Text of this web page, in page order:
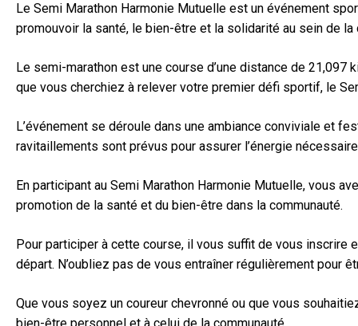
Le Semi Marathon Harmonie Mutuelle est un événement
promouvoir la santé, le bien-être et la solidarité au sein de la
Le semi-marathon est une course d’une distance de
que vous cherchiez à relever votre premier défi sportif, le
L’événement se déroule dans une ambiance conviviale et
ravitaillements sont prévus pour assurer l’énergie
En participant au Semi Marathon Harmonie Mutuelle, vous
promotion de la santé et du bien-être dans la communauté.
Pour participer à cette course, il vous suffit de vous
départ. N’oubliez pas de vous entraîner régulièrement pour
Que vous soyez un coureur chevronné ou que vous